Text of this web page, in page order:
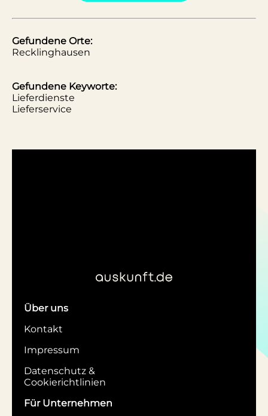
Gefundene Orte:
Recklinghausen
Gefundene Keyworte:
Lieferdienste
Lieferservice
Über uns
Kontakt
Impressum
Datenschutz &
Cookierichtlinien
Für Unternehmen